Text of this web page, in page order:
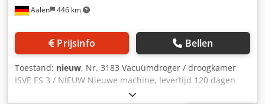
Aalen 446 km
Prijsinfo Bellen
Toestand: nieuw, Nr. 3183 Vacuümdroger / droogkamer
ISVE ES 3 / NIEUW Nieuwe machine, levertijd 120 dagen
Ontwerpkenmerken: Roestvrij staal AISI-304, gedeeltelijk